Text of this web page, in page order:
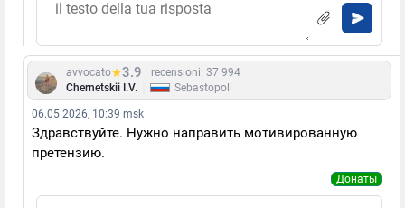
avvocato 3.9
recensioni: 37 994
Chernetskii I.V.
Sebastopoli
06.05.2026, 10:39 msk
Здравствуйте. Нужно направить мотивированную
претензию.
Донаты